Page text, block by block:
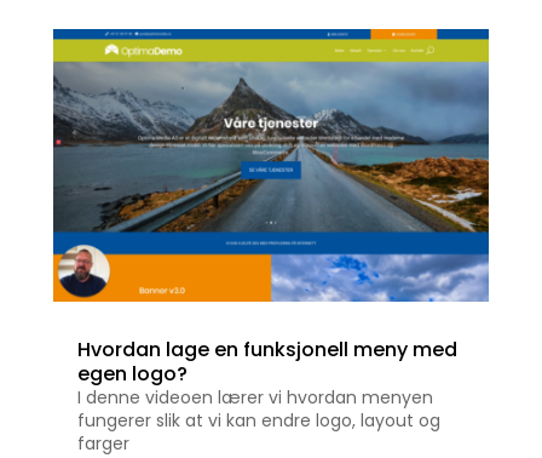
Hvordan lage en funksjonell meny med
egen logo?
I denne videoen lærer vi hvordan menyen
fungerer slik at vi kan endre logo, layout og
farger